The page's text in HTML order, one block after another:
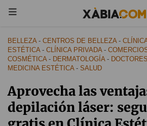
BELLEZA- CENTROS DE BELLEZA-
ESTÉTICA- CLÍNICA PRIVADA-
COSMÉTICA- DERMATOLOGÍA- DOCTORES
MEDICINA ESTÉTICA- SALUD
Aprovecha las
depilación láser: